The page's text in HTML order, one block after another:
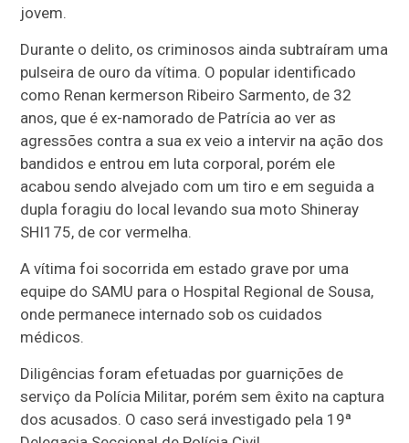
jovem.
Durante o delito, os criminosos ainda subtraíram uma
pulseira de ouro da vítima. O popular identificado
como Renan kermerson Ribeiro Sarmento, de 32
anos, que é ex-namorado de Patrícia ao ver as
agressões contra a sua ex veio a intervir na ação dos
bandidos e entrou em luta corporal, porém ele
acabou sendo alvejado com um tiro e em seguida a
dupla foragiu do local levando sua moto Shineray
SHI175, de cor vermelha.
A vítima foi socorrida em estado grave por uma
equipe do SAMU para o Hospital Regional de Sousa,
onde permanece internado sob os cuidados
médicos.
Diligências foram efetuadas por guarnições de
serviço da Polícia Militar, porém sem êxito na captura
dos acusados. O caso será investigado pela 19ª